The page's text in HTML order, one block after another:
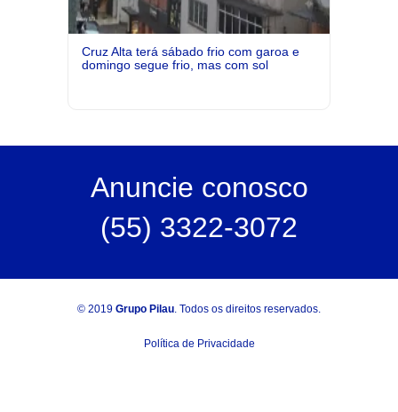
Cruz Alta terá sábado frio com garoa e
domingo segue frio, mas com sol
Anuncie conosco
(55) 3322-3072
© 2019 Grupo Pilau. Todos os direitos reservados.
Política de Privacidade